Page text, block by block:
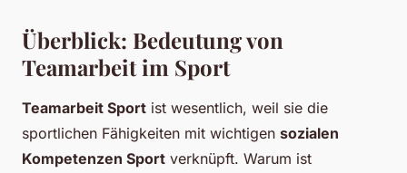
Überblick: Bedeutung von
Teamarbeit im Sport
Teamarbeit Sport ist wesentlich, weil sie die
sportlichen Fähigkeiten mit wichtigen sozialen
Kompetenzen Sport verknüpft. Warum ist